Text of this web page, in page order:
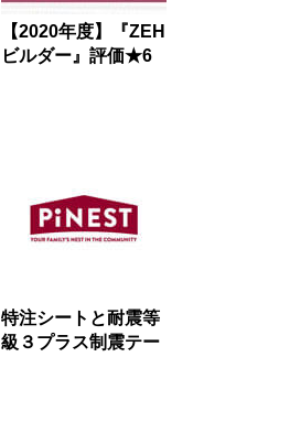
【2020年度】『ZEH
ビルダー』評価★6
特注シートと耐震等
級３プラス制震テー